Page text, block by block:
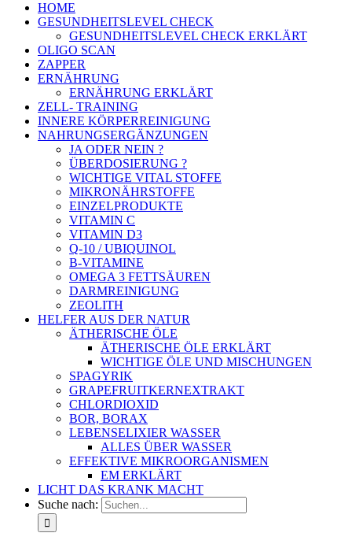
HOME
GESUNDHEITSLEVEL CHECK
GESUNDHEITSLEVEL CHECK ERKLÄRT
OLIGO SCAN
ZAPPER
ERNÄHRUNG
ERNÄHRUNG ERKLÄRT
ZELL- TRAINING
INNERE KÖRPERREINIGUNG
NAHRUNGSERGÄNZUNGEN
JA ODER NEIN ?
ÜBERDOSIERUNG ?
WICHTIGE VITAL STOFFE
MIKRONÄHRSTOFFE
EINZELPRODUKTE
VITAMIN C
VITAMIN D3
Q-10 / UBIQUINOL
B-VITAMINE
OMEGA 3 FETTSÄUREN
DARMREINIGUNG
ZEOLITH
HELFER AUS DER NATUR
ÄTHERISCHE ÖLE
ÄTHERISCHE ÖLE ERKLÄRT
WICHTIGE ÖLE UND MISCHUNGEN
SPAGYRIK
GRAPEFRUITKERNEXTRAKT
CHLORDIOXID
BOR, BORAX
LEBENSELIXIER WASSER
ALLES ÜBER WASSER
EFFEKTIVE MIKROORGANISMEN
EM ERKLÄRT
LICHT DAS KRANK MACHT
Suche nach: